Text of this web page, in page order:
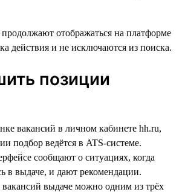
отображаться на платформе
действия и не исключаются из поиска.
позиции
вакансий в личном кабинете hh.ru,
подбор ведётся в ATS-системе.
сообщают о ситуациях, когда
в выдаче, и дают рекомендации.
выдаче можно одним из трёх